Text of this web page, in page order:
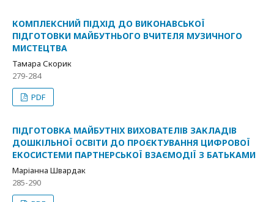
КОМПЛЕКСНИЙ ПІДХІД ДО ВИКОНАВСЬКОЇ
ПІДГОТОВКИ МАЙБУТНЬОГО ВЧИТЕЛЯ МУЗИЧНОГО
МИСТЕЦТВА
Тамара Скорик
279-284
PDF
ПІДГОТОВКА МАЙБУТНІХ ВИХОВАТЕЛІВ ЗАКЛАДІВ
ДОШКІЛЬНОЇ ОСВІТИ ДО ПРОЄКТУВАННЯ ЦИФРОВОЇ
ЕКОСИСТЕМИ ПАРТНЕРСЬКОЇ ВЗАЄМОДІЇ З БАТЬКАМИ
Маріанна Швардак
285-290